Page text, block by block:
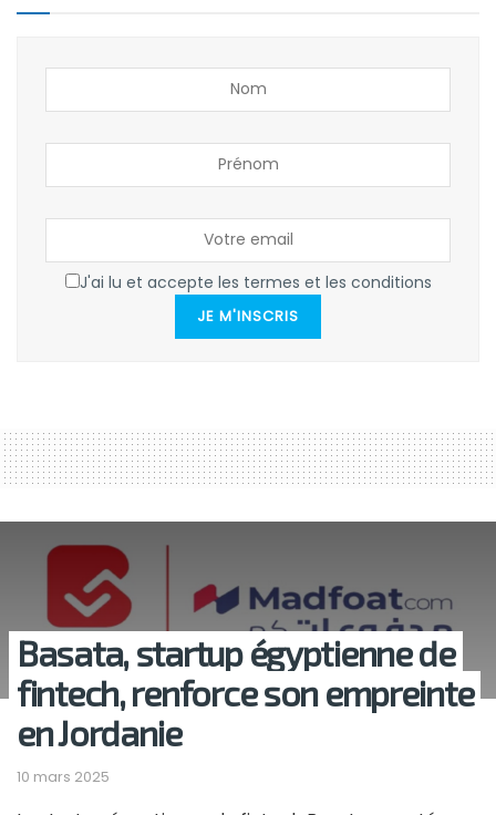
J'ai lu et accepte les termes et les conditions
JE M'INSCRIS
Basata, startup égyptienne de
fintech, renforce son empreinte
en Jordanie
10 mars 2025